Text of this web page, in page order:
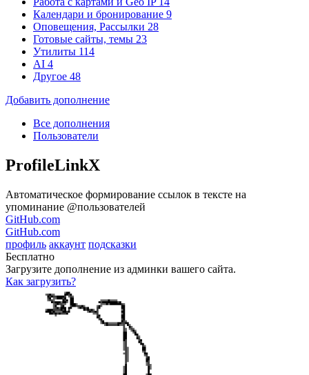
Календари и бронирование 9
Оповещения, Рассылки 28
Готовые сайты, темы 23
Утилиты 114
AI 4
Другое 48
Добавить дополнение
Все дополнения
Пользователи
ProfileLinkX
Автоматическое формирование ссылок в тексте на
упоминание @пользователей
GitHub.com
GitHub.com
профиль аккаунт подсказки
Бесплатно
Загрузите дополнение из админки вашего сайта.
Как загрузить?